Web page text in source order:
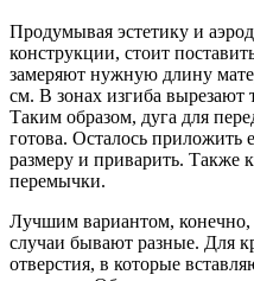
Продумывая эстетику и
конструкции, стоит
замеряют нужную длину
см. В зонах изгиба вырезают
Таким образом, дуга для
готова. Осталось приложить
размеру и приварить. Также
перемычки.
Лучшим вариантом, конечно,
случаи бывают разные. Для
отверстия, в которые